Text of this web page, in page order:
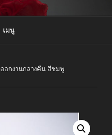
เมนู
อกงานกลางคืน สีชมพู